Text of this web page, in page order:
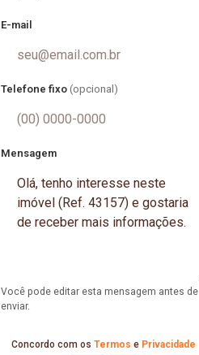
E-mail
Telefone fixo (opcional)
Mensagem
Você pode editar esta mensagem antes de
enviar.
Concordo com os Termos e Privacidade